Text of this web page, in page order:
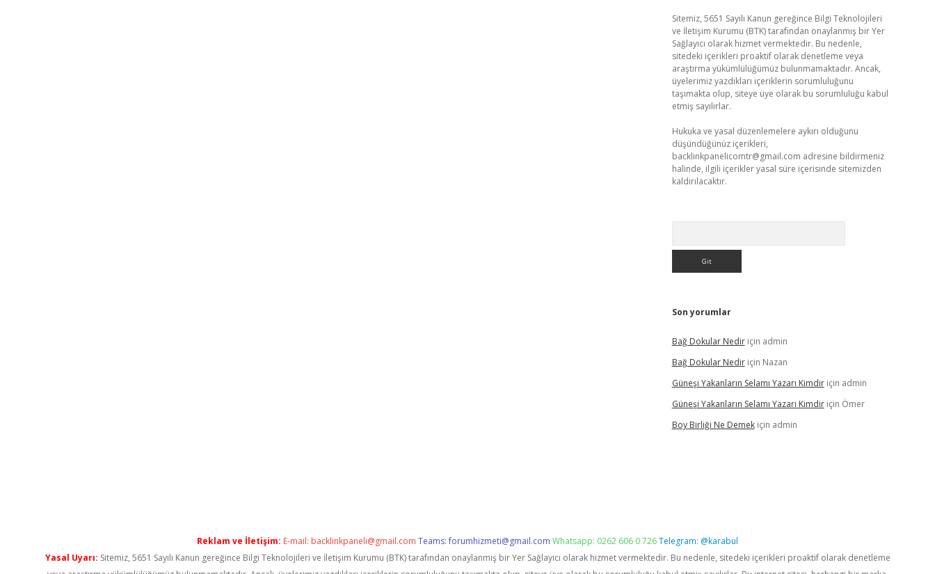
Sitemiz, 5651 Sayılı Kanun gereğince Bilgi Teknolojileri
ve İletişim Kurumu (BTK) tarafından onaylanmış bir Yer
Sağlayıcı olarak hizmet vermektedir. Bu nedenle,
sitedeki içerikleri proaktif olarak denetleme veya
araştırma yükümlülüğümüz bulunmamaktadır. Ancak,
üyelerimiz yazdıkları içeriklerin sorumluluğunu
taşımakta olup, siteye üye olarak bu sorumluluğu kabul
etmiş sayılırlar.
Hukuka ve yasal düzenlemelere aykırı olduğunu
düşündüğünüz içerikleri,
backlinkpanelicomtr@gmail.com adresine bildirmeniz
halinde, ilgili içerikler yasal süre içerisinde sitemizden
kaldırılacaktır.
Son yorumlar
Bağ Dokular Nediriçin admin
Bağ Dokular Nediriçin Nazan
Güneşi Yakanların Selamı Yazarı Kimdiriçin admin
Güneşi Yakanların Selamı Yazarı Kimdiriçin Ömer
Boy Birliği Ne Demekiçin admin
Reklam ve İletişim: E-mail: backlinkpaneli@gmail.com Teams:forumhizmeti@gmail.com Whatsapp: 0262 606 0 726Telegram: @karabul
Yasal Uyarı: Sitemiz, 5651 Sayılı Kanun gereğince Bilgi Teknolojileri ve İletişim Kurumu (BTK) tarafından onaylanmış bir Yer Sağlayıcı olarak hizmet vermektedir. Bu nedenle, sitedeki içerikleri proaktif olarak denetleme